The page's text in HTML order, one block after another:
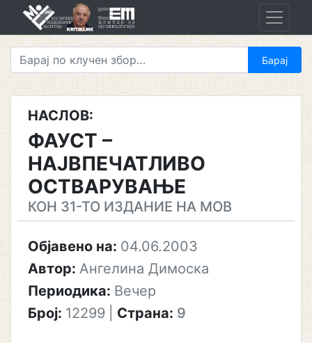
НАСЛОВ:
ФАУСТ –
НАЈВПЕЧАТЛИВО
ОСТВАРУВАЊЕ
КОН 31-ТО ИЗДАНИЕ НА МОВ
Објавено на: 04.06.2003
Автор: Ангелина Димоска
Периодика: Вечер
Број: 12299 Страна: 9